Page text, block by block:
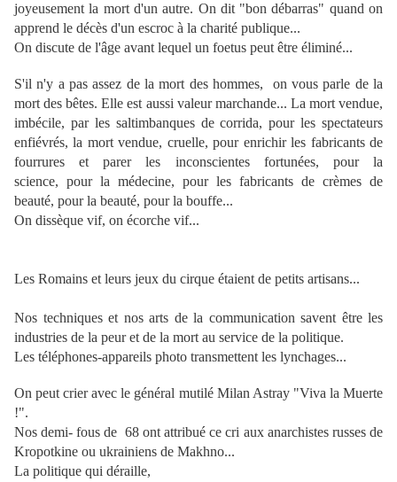
joyeusement la mort d'un autre. On dit "bon débarras" quand on
apprend le décès d'un escroc à la charité publique...
On discute de l'âge avant lequel un foetus peut être éliminé...
S'il n'y a pas assez de la mort des hommes, on vous parle de la
mort des bêtes. Elle est aussi valeur marchande... La mort vendue,
imbécile, par les saltimbanques de corrida, pour les spectateurs
enfiévrés, la mort vendue, cruelle, pour enrichirles fabricants de
fourrures et parer les inconscientes fortunées, pour la
science, pour la médecine, pour les fabricants de crèmes de
beauté, pour la beauté, pourla bouffe...
On dissèque vif, on écorche vif...
Les Romains et leurs jeux du cirque étaient de petits artisans...
Nos techniques et nos arts de la communication savent être les
industries de la peur et de la mort au service de la politique.
Les téléphones-appareils photo transmettent les lynchages...
On peut crier avec le général mutilé Milan Astray "Viva la Muerte
!".
Nos demi- fous de 68 ont attribué ce cri aux anarchistes russes de
Kropotkine ou ukrainiens de Makhno...
La politique qui déraille,